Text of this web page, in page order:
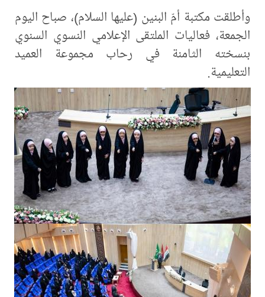
وأطلقت مكتبة أمّ البنين (عليها السلام)، صباح اليوم
الجمعة، فعاليات الملتقى الإعلامي النسوي السنوي
بنسخته الثامنة في رحاب مجموعة العميد
التعليمية.